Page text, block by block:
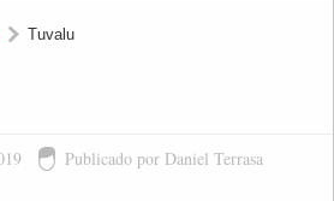
Tuvalu
Publicado por Daniel Terrasa